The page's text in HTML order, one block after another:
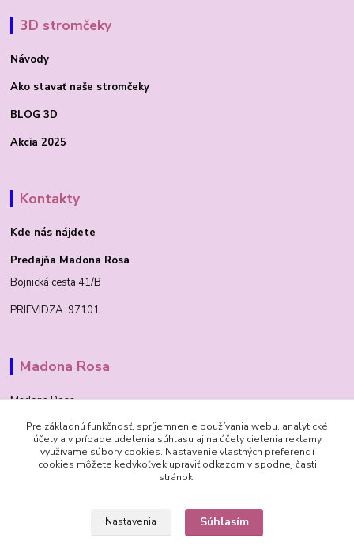
3D stromčeky
Návody
Ako stavať naše stromčeky
BLOG 3D
Akcia 2025
Kontakty
Kde nás nájdete
Predajňa Madona Rosa
Bojnická cesta 41/B
PRIEVIDZA 97101
Madona Rosa
Madona Rosa
Richard
+421 905 276 211
Pre základnú funkčnosť, spríjemnenie používania webu, analytické
účely a v prípade udelenia súhlasu aj na účely cielenia reklamy
využívame súbory cookies. Nastavenie vlastných preferencií
cookies môžete kedykoľvek upraviť odkazom v spodnej časti
stránok.
Nastavenia Súhlasím